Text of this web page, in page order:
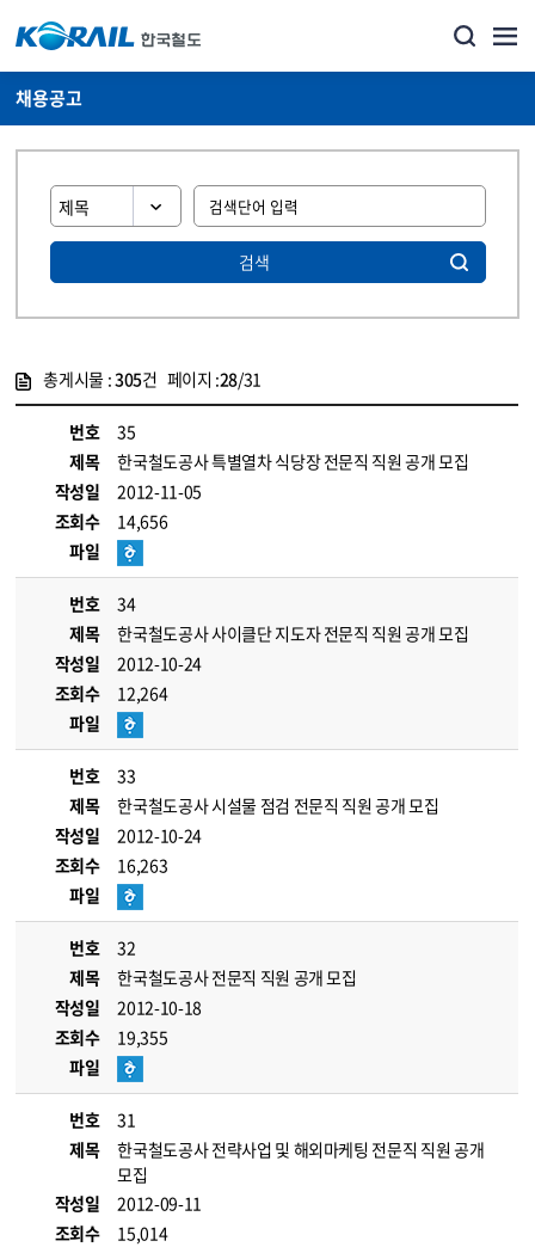
채용공고
검색
총게시물 :305건 페이지 :28/31
번호
35
제목
한국철도공사 특별열차 식당장 전문직 직원 공개 모집
작성일
2012-11-05
조회수
14,656
파일
번호
34
제목
한국철도공사 사이클단 지도자 전문직 직원 공개 모집
작성일
2012-10-24
조회수
12,264
파일
번호
33
제목
한국철도공사 시설물 점검 전문직 직원 공개 모집
작성일
2012-10-24
조회수
16,263
파일
번호
32
제목
한국철도공사 전문직 직원 공개 모집
작성일
2012-10-18
조회수
19,355
파일
번호
31
제목
한국철도공사 전략사업 및 해외마케팅 전문직 직원 공개
모집
작성일
2012-09-11
조회수
15,014